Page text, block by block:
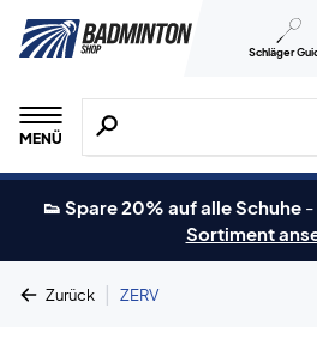
Schläger
MENÜ
Suche nach Produkten,
👟 Spare 20% auf alle Schuhe -
Sortiment
Zurück | ZERV